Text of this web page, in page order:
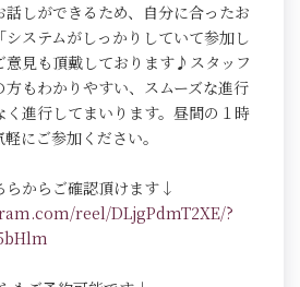
話しができるため、自分に合ったお
ステムがしっかりしていて参加し
意見も頂戴しております♪スタッフ
もわかりやすい、スムーズな進行
進行してまいります。昼間の１時
にご参加ください。
からご確認頂けます↓
reel/DLjgPdmT2XE/?